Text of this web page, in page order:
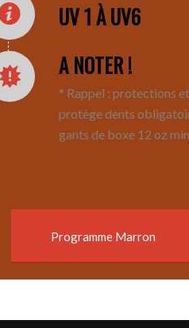
UV 1 À UV6
A NOTER !
* Rappel : protections et
protège dents
gants de boxe 12 oz
Programme Marron